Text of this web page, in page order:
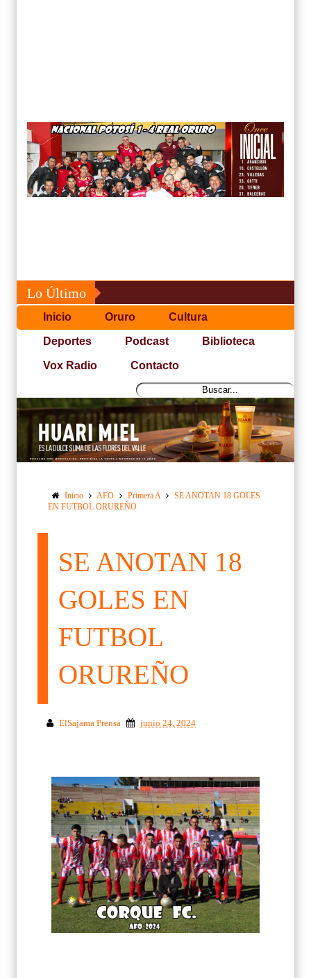
Lo Último
Inicio Oruro Cultura
Deportes Podcast Biblioteca
Vox Radio Contacto
Inicio AFO Primera A
SE ANOTAN 18 GOLES
EN FUTBOL ORUREÑO
SE ANOTAN 18
GOLES EN
FUTBOL
ORUREÑO
ElSajama Prensa junio 24, 2024